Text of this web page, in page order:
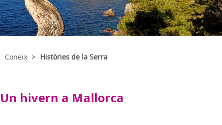
Coneix Històries de la Serra
Un hivern a Mallorca